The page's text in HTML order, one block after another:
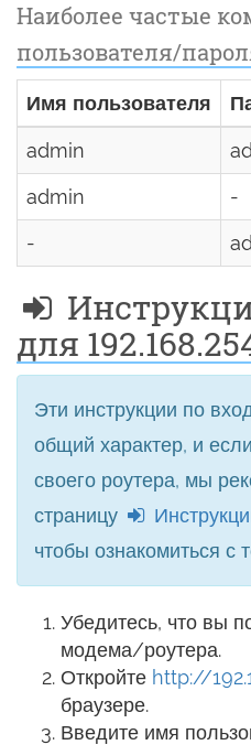
Наиболее частые
пользователя/
Имя пользователя
admin
admin
-
-
для
Эти инструкции по
общий характер, и
своего роутера, мы
страницу
чтобы ознакомиться с
Убедитесь, что вы
модема/роутера.
Откройте http://
браузере.
Введите имя